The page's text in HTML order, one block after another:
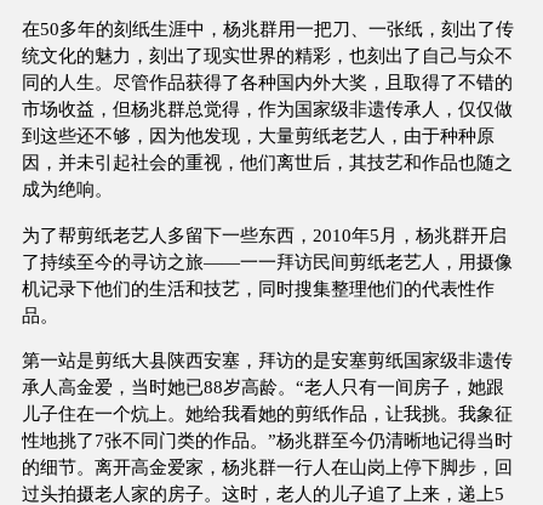
在50多年的刻纸生涯中，杨兆群用一把刀、一张纸，刻出了传
统文化的魅力，刻出了现实世界的精彩，也刻出了自己与众不
同的人生。尽管作品获得了各种国内外大奖，且取得了不错的
市场收益，但杨兆群总觉得，作为国家级非遗传承人，仅仅做
到这些还不够，因为他发现，大量剪纸老艺人，由于种种原
因，并未引起社会的重视，他们离世后，其技艺和作品也随之
成为绝响。
为了帮剪纸老艺人多留下一些东西，2010年5月，杨兆群开启
了持续至今的寻访之旅——一一拜访民间剪纸老艺人，用摄像
机记录下他们的生活和技艺，同时搜集整理他们的代表性作
品。
第一站是剪纸大县陕西安塞，拜访的是安塞剪纸国家级非遗传
承人高金爱，当时她已88岁高龄。“老人只有一间房子，她跟
儿子住在一个炕上。她给我看她的剪纸作品，让我挑。我象征
性地挑了7张不同门类的作品。”杨兆群至今仍清晰地记得当时
的细节。离开高金爱家，杨兆群一行人在山岗上停下脚步，回
过头拍摄老人家的房子。这时，老人的儿子追了上来，递上5